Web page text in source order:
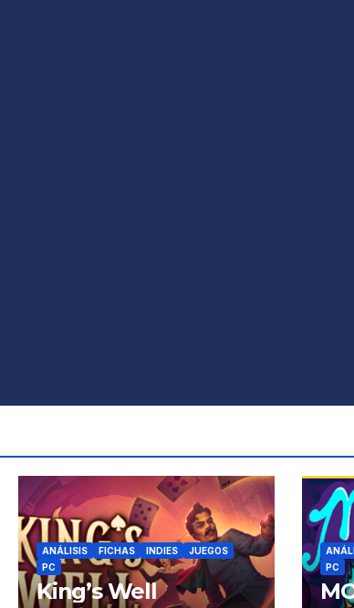
ANÁLISIS FICHAS INDIES
JUEGOS
PC
King’s Well
PC